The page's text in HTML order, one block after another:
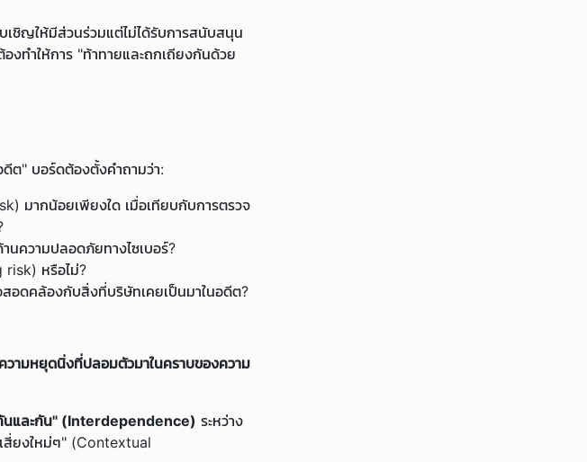
เชิญให้มีส่วนร่วมแต่ไม่ได้รับการสนับสนุน
งทำให้การ "ท้าทายและถกเถียงกันด้วย
ดีต" บอร์ดต้องตั้งคำถามว่า:
มากน้อยเพียงใด เมื่อเทียบกับการตรวจ
นความปลอดภัยทางไซเบอร์?
risk) หรือไม่?
อดคล้องกับสิ่งที่บริษัทเคยเป็นมาในอดีต?
วามหยุดนิ่งที่ปลอมตัวมาในคราบของความ
นและกัน" (Interdependence) ระหว่าง
สี่ยงใหม่ๆ" (Contextual